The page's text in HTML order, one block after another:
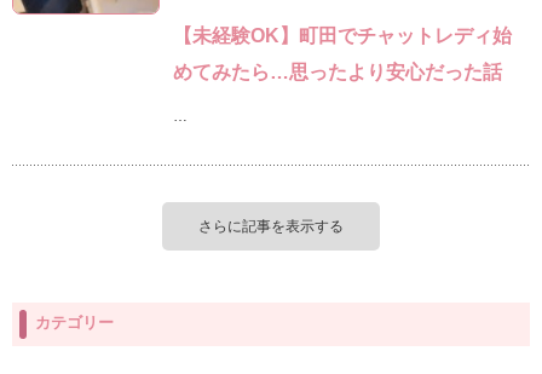
【未経験OK】町田でチャットレディ始
めてみたら…思ったより安心だった話
…
さらに記事を表示する
カテゴリー